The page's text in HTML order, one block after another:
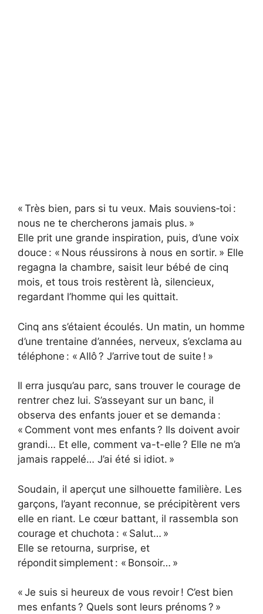
« Très bien, pars si tu veux. Mais souviens‑toi :
nous ne te chercherons jamais plus. »
Elle prit une grande inspiration, puis, d’une voix
douce : « Nous réussirons à nous en sortir. » Elle
regagna la chambre, saisit leur bébé de cinq
mois, et tous trois restèrent là, silencieux,
regardant l’homme qui les quittait.
Cinq ans s’étaient écoulés. Un matin, un homme
d’une trentaine d’années, nerveux, s’exclama au
téléphone : « Allô ? J’arrive tout de suite ! »
Il erra jusqu’au parc, sans trouver le courage de
rentrer chez lui. S’asseyant sur un banc, il
observa des enfants jouer et se demanda :
« Comment vont mes enfants ? Ils doivent avoir
grandi… Et elle, comment va-t-elle ? Elle ne m’a
jamais rappelé… J’ai été si idiot. »
Soudain, il aperçut une silhouette familière. Les
garçons, l’ayant reconnue, se précipitèrent vers
elle en riant. Le cœur battant, il rassembla son
courage et chuchota : « Salut… »
Elle se retourna, surprise, et
répondit simplement : « Bonsoir… »
« Je suis si heureux de vous revoir ! C’est bien
mes enfants ? Quels sont leurs prénoms ? »